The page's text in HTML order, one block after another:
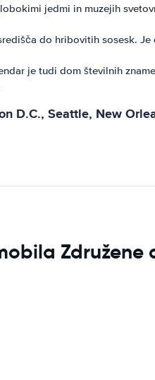
jedmi in muzejih
do hribovitih sosesk.
je tudi dom številnih
D.C., Seattle, New
Združene